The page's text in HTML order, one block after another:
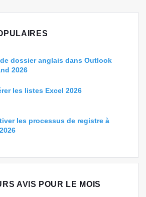
dossier anglais dans Outlook
2026
les listes Excel 2026
les processus de registre à
AVIS POUR LE MOIS